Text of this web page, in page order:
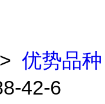
> 优势品种
42-6